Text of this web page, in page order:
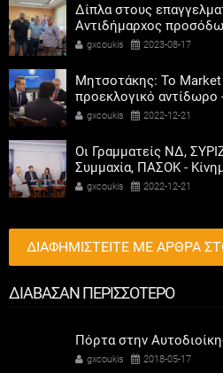
Δίπλα στους
Αντιδήμαρχος
Καψοκόλης
gxcoukis 2023-08-17
Μητσοτάκης: Το Market
προεκλογικό αντίδωρο
αριστεροί του χαβιαριού
gxcoukis 2022-12-21
Οι Γραμματείς ΝΔ,
Συμμαχία, ΠΑΣΟΚ -
συμμετοχή των
gxcoukis 2022-12-21
ΔΙΑΦΗΜΙΣΤΕΙΤΕ ΜΕ ΑΡΘΡΑ
ΔΙΑΒΑΣΑΝ ΠΕΡΙΣΣΟΤΕΡΟ
Πόρτα στην
gxcoukis 2018-05-17